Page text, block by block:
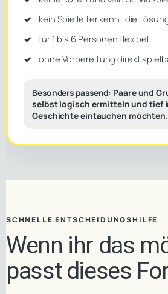
kein Spielleiter kennt die
für 1 bis 6 Personen flexibel
ohne Vorbereitung direkt
Besonders passend: Paare und
selbst logisch ermitteln und tief
Geschichte eintauchen möchten.
SCHNELLE ENTSCHEIDUNGSHILFE
Wenn ihr das
passt dieses